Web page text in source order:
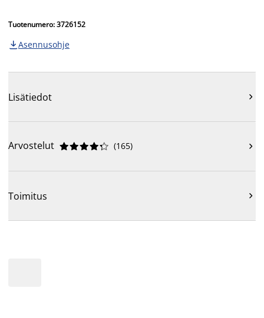
Tuotenumero: 3726152
 Asennusohje
Lisätiedot 
Arvostelut 




 (165) 
Toimitus 